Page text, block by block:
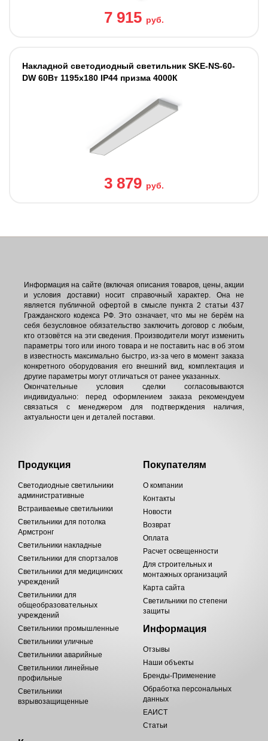
7 915 руб.
Накладной светодиодный светильник SKE-NS-60-
DW 60Вт 1195x180 IP44 призма 4000К
3 879 руб.
Информация на сайте (включая описания товаров, цены, акции
и условия доставки) носит справочный характер. Она не
является публичной офертой в смысле пункта 2 статьи 437
Гражданского кодекса РФ. Это означает, что мы не берём на
себя безусловное обязательство заключить договор с любым,
кто отзовётся на эти сведения. Производители могут изменить
параметры того или иного товара и не поставить нас в об этом
в известность максимально быстро, из-за чего в момент заказа
конкретного оборудования его внешний вид, комплектация и
другие параметры могут отличаться от ранее указанных.
Окончательные условия сделки согласовываются
индивидуально: перед оформлением заказа рекомендуем
связаться с менеджером для подтверждения наличия,
актуальности цен и деталей поставки.
Продукция
Светодиодные светильники
административные
Встраиваемые светильники
Светильники для потолка
Армстронг
Светильники накладные
Светильники для спортзалов
Светильники для медицинских
учреждений
Светильники для
общеобразовательных
учреждений
Светильники промышленные
Светильники уличные
Светильники аварийные
Светильники линейные
профильные
Светильники
взрывозащищенные
Покупателям
О компании
Контакты
Новости
Возврат
Оплата
Расчет освещенности
Для строительных и
монтажных организаций
Карта сайта
Светильники по степени
защиты
Информация
Отзывы
Наши объекты
Бренды-Применение
Обработка персональных
данных
ЕАИСТ
Статьи